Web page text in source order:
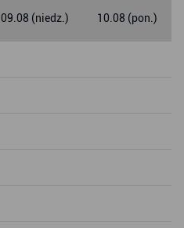
09.08 (niedz.) 10.08 (pon.)